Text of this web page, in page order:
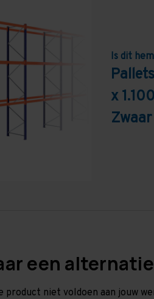
Is dit
x
een
product niet voldoen aan jouw